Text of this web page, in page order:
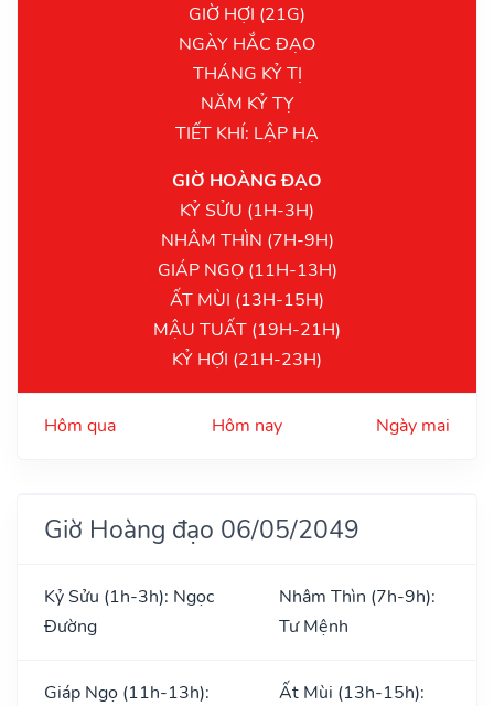
GIỜ HỢI (21G)
NGÀY HẮC ĐẠO
THÁNG KỶ TỊ
NĂM KỶ TỴ
TIẾT KHÍ: LẬP HẠ
GIỜ HOÀNG ĐẠO
KỶ SỬU (1H-3H)
NHÂM THÌN (7H-9H)
GIÁP NGỌ (11H-13H)
ẤT MÙI (13H-15H)
MẬU TUẤT (19H-21H)
KỶ HỢI (21H-23H)
Hôm qua Hôm nay Ngày mai
Giờ Hoàng đạo 06/05/2049
Kỷ Sửu (1h-3h): Ngọc
Đường
Nhâm Thìn (7h-9h):
Tư Mệnh
Giáp Ngọ (11h-13h):
Ất Mùi (13h-15h):